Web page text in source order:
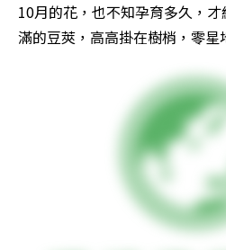
10月的花，也不知孕育多久，
滿的豆莢，高高掛在樹梢，零星